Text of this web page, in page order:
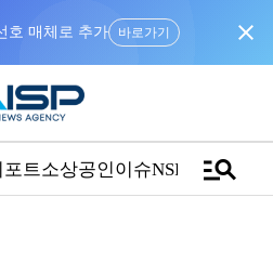
호 매체로 추가 바로가기 close
포트소상공인이슈NSPTVmanage_search